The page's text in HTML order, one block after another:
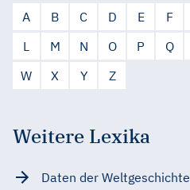
A B C D E F
L
M N O P Q
W
X Y Z
Weitere Lexika
Daten der Weltgeschichte